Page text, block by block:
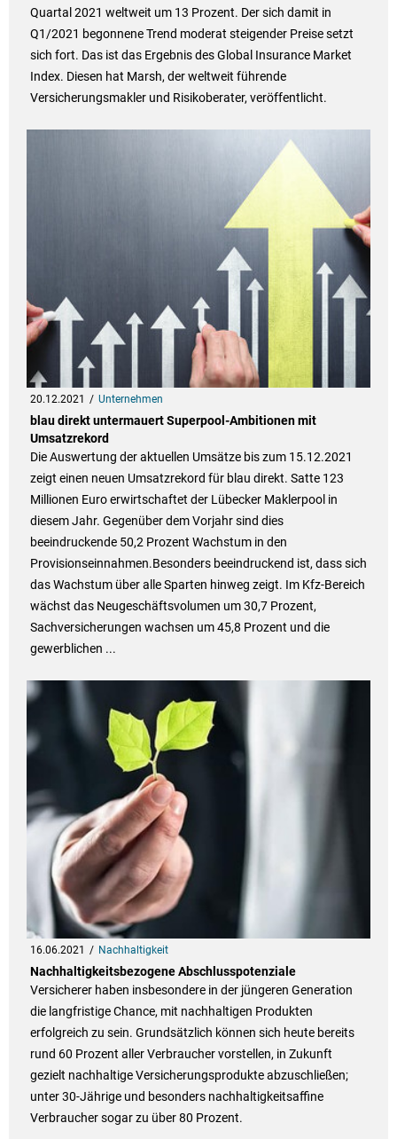
Quartal 2021 weltweit um 13 Prozent. Der sich damit in
Q1/2021 begonnene Trend moderat steigender Preise setzt
sich fort. Das ist das Ergebnis des Global Insurance Market
Index. Diesen hat Marsh, der weltweit führende
Versicherungsmakler und Risikoberater, veröffentlicht.
20.12.2021 Unternehmen
blau direkt untermauert Superpool-Ambitionen mit
Umsatzrekord
Die Auswertung der aktuellen Umsätze bis zum 15.12.2021
zeigt einen neuen Umsatzrekord für blau direkt. Satte 123
Millionen Euro erwirtschaftet der Lübecker Maklerpool in
diesem Jahr. Gegenüber dem Vorjahr sind dies
beeindruckende 50,2 Prozent Wachstum in den
Provisionseinnahmen.Besonders beeindruckend ist, dass sich
das Wachstum über alle Sparten hinweg zeigt. Im Kfz-Bereich
wächst das Neugeschäftsvolumen um 30,7 Prozent,
Sachversicherungen wachsen um 45,8 Prozent und die
gewerblichen ...
16.06.2021 Nachhaltigkeit
Nachhaltigkeitsbezogene Abschlusspotenziale
Versicherer haben insbesondere in der jüngeren Generation
die langfristige Chance, mit nachhaltigen Produkten
erfolgreich zu sein. Grundsätzlich können sich heute bereits
rund 60 Prozent aller Verbraucher vorstellen, in Zukunft
gezielt nachhaltige Versicherungsprodukte abzuschließen;
unter 30-Jährige und besonders nachhaltigkeitsaffine
Verbraucher sogar zu über 80 Prozent.